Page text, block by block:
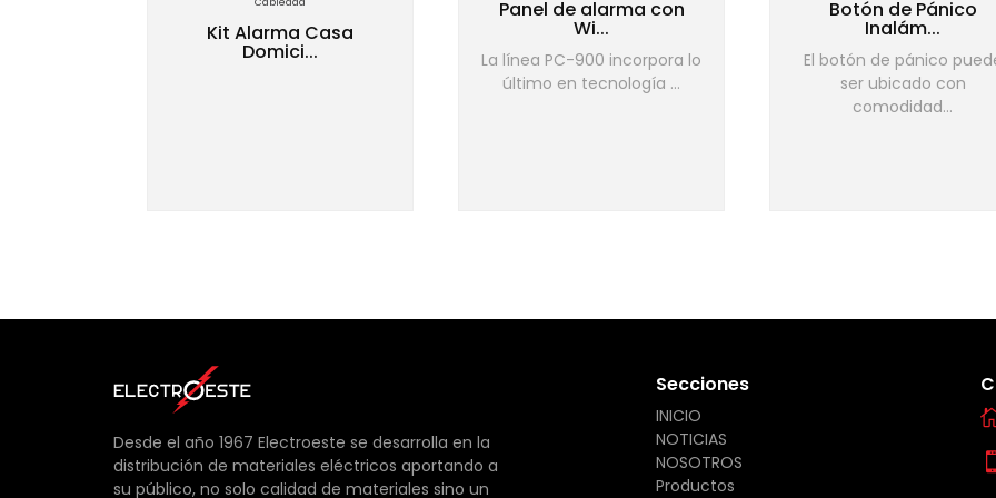
Kit Alarma Casa
Domici...
Panel de alarma con
Wi...
La línea PC-900 incorpora lo
último en tecnología ...
Botón de Pánico
Inalám...
El botón de pánico
ser ubicado con
comodidad...
Desde el año 1967 Electroeste se desarrolla en la
distribución de materiales eléctricos aportando a
su público, no solo calidad de materiales sino un
Secciones
INICIO
NOTICIAS
NOSOTROS
Productos